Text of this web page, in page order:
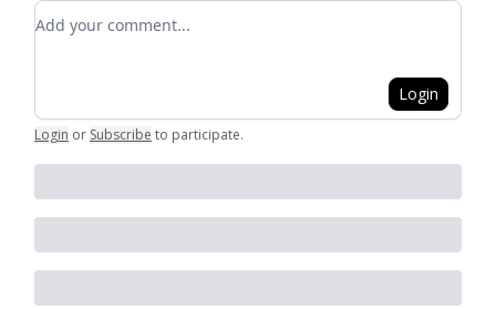
Add your comment
Login
Login or Subscribe to participate.